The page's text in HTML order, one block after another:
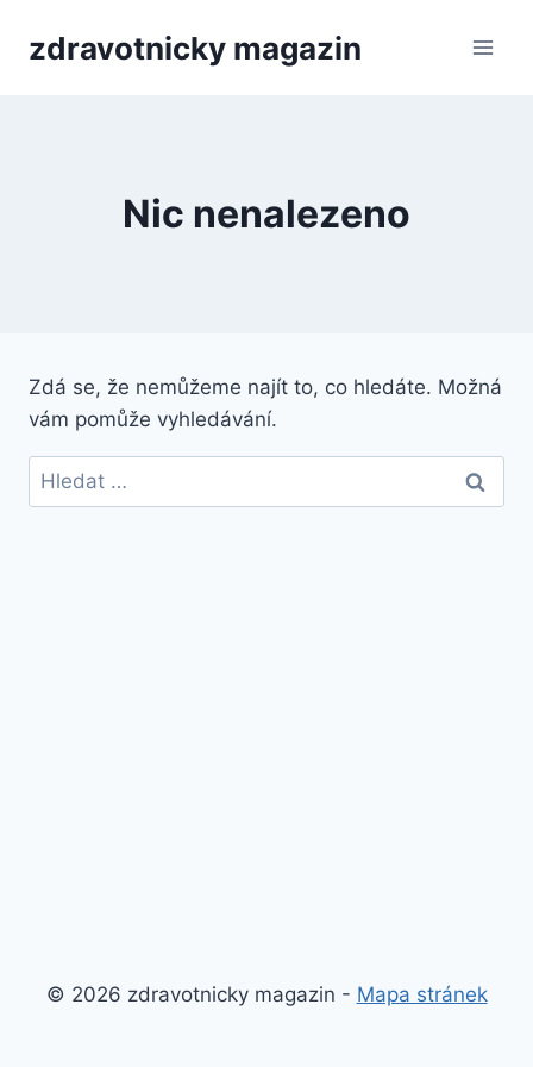
zdravotnicky magazin
Nic nenalezeno
Zdá se, že nemůžeme najít to, co hledáte. Možná
vám pomůže vyhledávání.
Vyhledávání
© 2026 zdravotnicky magazin - Mapa stránek